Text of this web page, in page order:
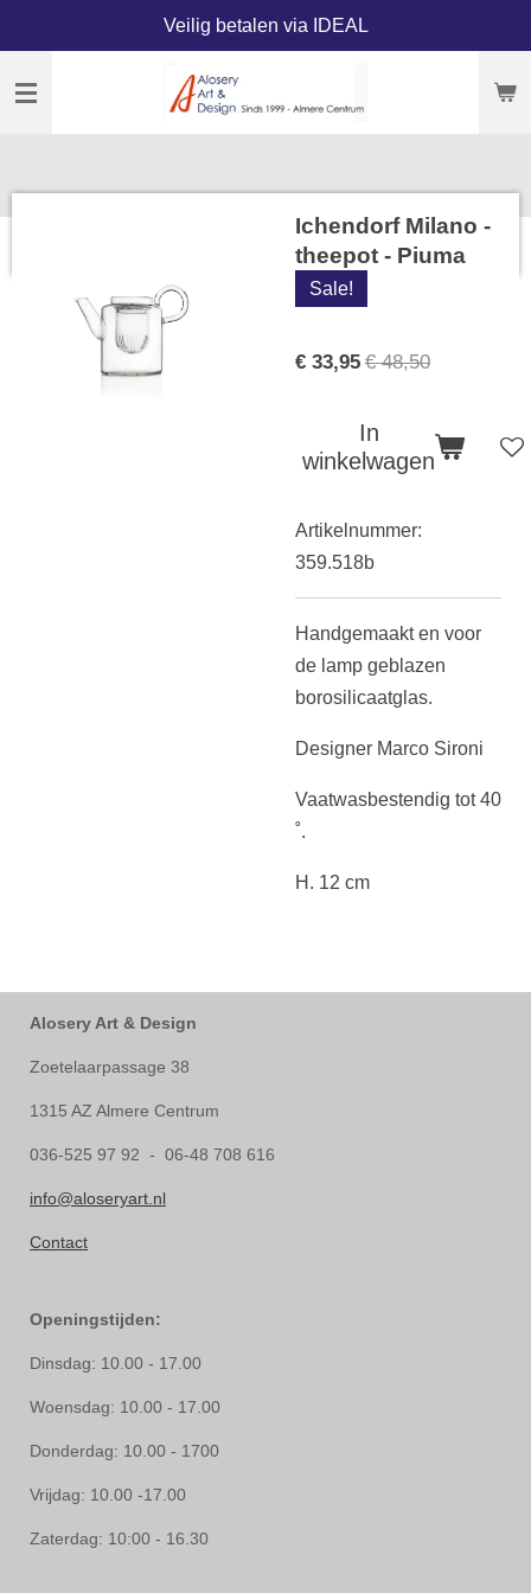
naar
Veilig betalen via IDEAL
Ichendorf Milano -
theepot - Piuma
Sale!
€ 33,95 € 48,50
In
winkelwagen
Artikelnummer:
359.518b
Handgemaakt en voor
de lamp geblazen
borosilicaatglas.
Designer Marco Sironi
Vaatwasbestendig tot 40
˚.
H. 12 cm
Alosery Art & Design
Zoetelaarpassage 38
1315 AZ Almere Centrum
036-525 97 92 - 06-48 708 616
info@aloseryart.nl
Contact
Openingstijden:
Dinsdag: 10.00 - 17.00
Woensdag: 10.00 - 17.00
Donderdag: 10.00 - 1700
Vrijdag: 10.00 -17.00
Zaterdag: 10:00 - 16.30